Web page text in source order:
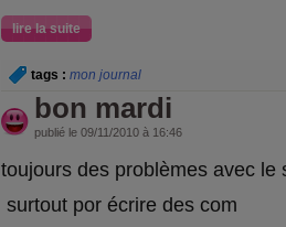
lire la suite
tags : mon journal
bon mardi
publié le 09/11/2010 à 16:46
toujours des problèmes avec le
surtout por écrire des com